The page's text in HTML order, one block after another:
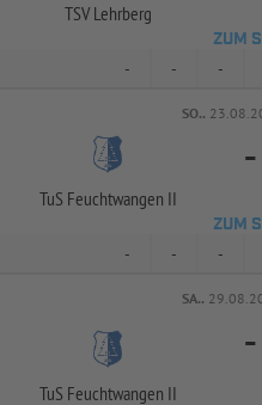
TSV Lehrberg
ZUM
- - -
SO..
TuS Feuchtwangen II
-
ZUM
- - -
SA..
TuS Feuchtwangen II
-